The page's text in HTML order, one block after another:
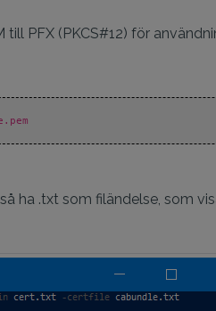
PFX (PKCS#12) för
ha .txt som filändelse, som